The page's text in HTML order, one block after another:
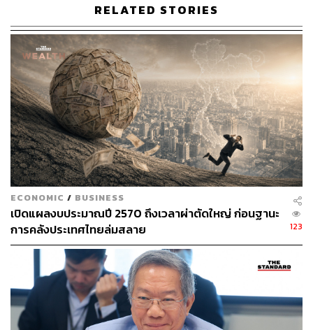
“แน่นอนว่ากลุ่มเทเลนอร์ที่มีนโยบายถอนการลงทุนจาก
ภูมิภาคนี้อยู่แล้ว จึงเลือกที่จะเป็น ‘พาร์ตเนอร์’ กับกลุ่ม
ซี.พี.โฮลดิ้ง แต่ความเป็นจริงคือยังมีตัวเลือกอีกมากมายที่ไม่
ได้อยู่ในตลาดเดียวกัน ซึ่งสามารถเป็น ‘พาร์ตเนอร์’ ใหม่กับ
กลุ่มเทเลนอร์ องค์กรที่ยึดมั่นในบรรษัทภิบาลอย่างเทเลนอร์
ไม่สมควรจะเลือกทางเลือกที่จะเป็นการทำลายการแข่งขัน
ในตลาดโทรคมนาคมของไทยแบบนี้ ยังไม่ต้องพูดถึงการ
ดำเนินการศึกษาความเป็นไปได้ที่กำลังจะเกิดขึ้นหลังการเซ็น
ข้อตกลง MOU ซึ่งอาจหมายถึงการเปิดเผยข้อมูลทางการค้า
ฐานลูกค้า ราคาค่าบริการ และต้นทุน ซึ่งข้อมูลเหล่านี้เป็น
ข้อมูลที่ความสำคัญต่อการแข่งขันทั้งสิ้น”
ศิริกัญญายังแสดงความกังวลต่อผลกระทบหลังจากการควบ
รวมต่อผู้บริโภคเมื่อมีการแข่งขันลดลง โดยระบุว่าหากย้อน
กลับไปในสมัยที่ยังมีผู้ประกอบการเพียง 2 เจ้า ค่าโทรนาทีละ
5 บาทสำหรับ Prepaid และมีค่าแรกเข้า 500 บาทต่อเดือน
สำหรับ Postpaid ถ้าเราต้องกลับไปอยู่ในสภาพที่มีการ
แข่งขันอย่างจำกัด จะมีอะไรการันตีได้ว่าผู้บริโภคจะยังได้รับ
บริการในราคาที่สมเหตุสมผลและคุณภาพที่ดีกว่าปัจจุบัน
RELATED STORIES
ECONOMIC / BUSINESS
เปิดแผลงบประมาณปี 2570 ถึงเวลาผ่าตัดใหญ่ ก่อนฐานะ
การคลังประเทศไทยล่มสลาย
123